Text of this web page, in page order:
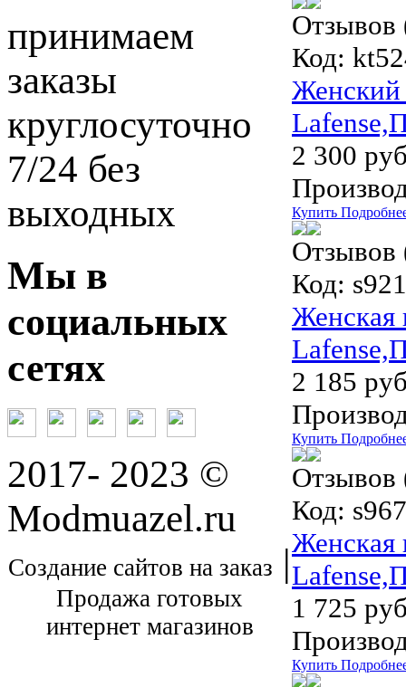
Отзывов
Код:
Женский
2 300
Купить
Отзывов
Код:
Женская
2 185
Купить
Отзывов
Код:
Женская
1 725
Купить
принимаем
заказы
круглосуточно
7/24 без
выходных
Мы в
социальных
сетях
2017- 2023 ©
Modmuazel.ru
Создание сайтов на заказ |
Продажа готовых
интернет магазинов